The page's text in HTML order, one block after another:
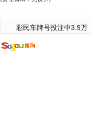
彩民车牌号投注中3.9万